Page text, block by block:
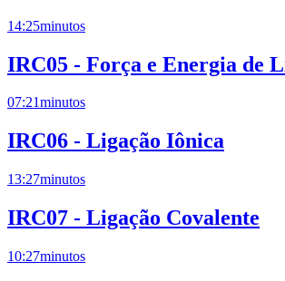
14:25minutos
IRC05 - Força e Energia de
07:21minutos
IRC06 - Ligação Iônica
13:27minutos
IRC07 - Ligação Covalente
10:27minutos